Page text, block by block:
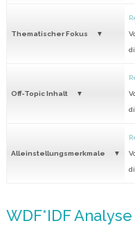
Thematischer Fokus
Off-Topic Inhalt
Alleinstellungsmerkmale
WDF*IDF Analyse